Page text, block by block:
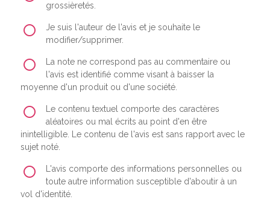
grossièretés.
Je suis l'auteur de l'avis et je souhaite le
modifier/supprimer.
La note ne correspond pas au commentaire ou
l'avis est identifié comme visant à baisser la
moyenne d'un produit ou d'une société.
Le contenu textuel comporte des caractères
aléatoires ou mal écrits au point d'en être
inintelligible. Le contenu de l'avis est sans rapport avec le
sujet noté.
L'avis comporte des informations personnelles ou
toute autre information susceptible d'aboutir à un
vol d'identité.